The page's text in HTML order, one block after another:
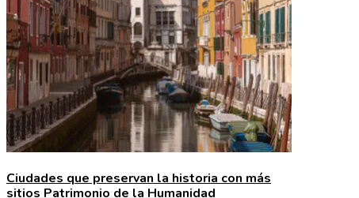
Ciudades que preservan la historia con más
sitios Patrimonio de la Humanidad